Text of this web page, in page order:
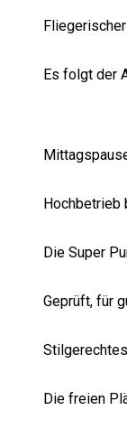
Es folgt der
Hochbetrieb
Die Super
Geprüft, für
Die freien